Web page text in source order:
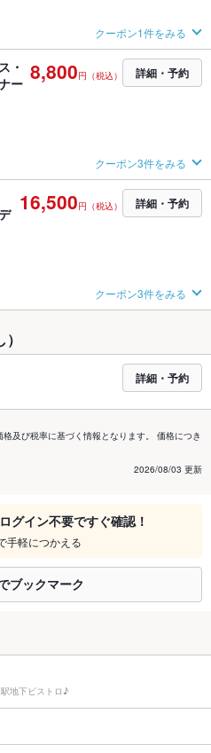
クーポン1件をみる
・
ー 8,800円（税込） 詳細・予約
クーポン3件をみる
16,500円（税込） 詳細・予約
クーポン3件をみる
詳細・予約
及び税率に基づく情報となります。 価格につき
2026/08/03 更新
グイン不要ですぐ確認！
手軽につかえる
ブックマーク
地下ビストロ♪